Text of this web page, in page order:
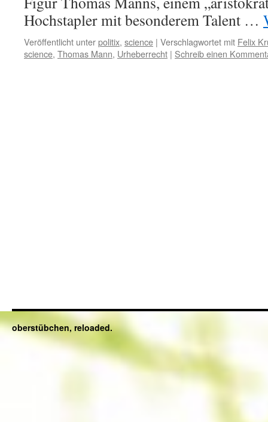
Hochstapler mit besonderem Talent …
Veröffentlicht unterpolitix, science | Verschlagwortet mit Felix
science, Thomas Mann, Urheberrecht | Schreib einen
oberstübchen, reloaded.